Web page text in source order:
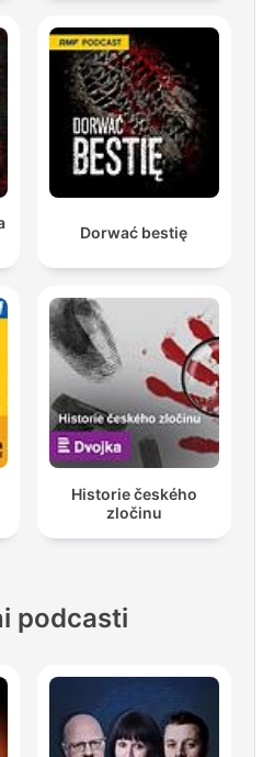
Dorwać bestię
Historie českého
zločinu
podcasti